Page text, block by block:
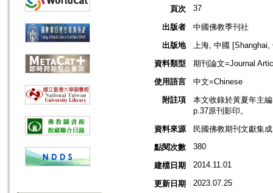
頁次 37
出版者
中國佛教季刊社
出版地
上海, 中國 [Shanghai,
資料類型
期刊論文=Journal
使用語言
中文=Chinese
附註項
本文收錄於黃夏年主
p.37原刊影印。
資料來源
民國佛教期刊文獻集
點閱次數
380
建檔日期 2014.11.01
更新日期 2023.07.25